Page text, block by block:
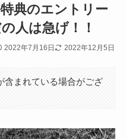
典のエントリー
人は急げ！！
2022年7月16日 2022年12月5日
含まれている場合がござ